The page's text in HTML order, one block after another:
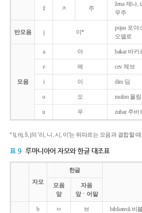
ž ㅈ 주
žena 제나,
무주
반모음 j 이*
pojas 포야
오델로
모음
a 아 bakar 바카
e 에 cev 체브
i 이 dim 딤
o 오 molim 몰림
u 우 zubar 주바
* lj, nj, š, j의 '리, 니, 시, 이'는 뒤따르는 모음과 결합할
표 9 루마니아어 자모와 한글 대조표
자모
한글
모음
앞
자음
앞ㆍ어말
b ㅂ 브 bibliotecǎ 비